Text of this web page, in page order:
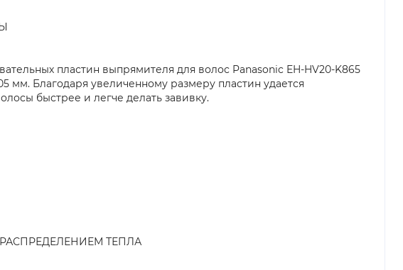
пластин выпрямителя для волос Panasonic EH-HV20-K865
мм. Благодаря увеличенному размеру пластин удается
быстрее и легче делать завивку.
ТЕПЛА